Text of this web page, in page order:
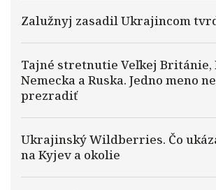
Zalužnyj zasadil Ukrajincom
Tajné stretnutie Veľkej Británie,
Nemecka a Ruska. Jedno meno
prezradiť
Ukrajinský Wildberries. Čo
na Kyjev a okolie